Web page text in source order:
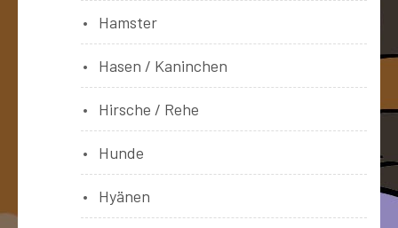
Hamster
Hasen / Kaninchen
Hirsche / Rehe
Hunde
Hyänen